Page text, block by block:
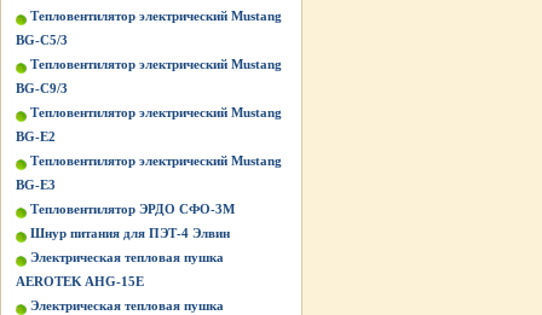
Тепловентилятор электрический Mustang
BG-C5/3
Тепловентилятор электрический Mustang
BG-C9/3
Тепловентилятор электрический Mustang
BG-Е2
Тепловентилятор электрический Mustang
BG-Е3
Тепловентилятор ЭРДО СФО-3М
Шнур питания для ПЭТ-4 Элвин
Электрическая тепловая пушка
AEROTEK AHG-15E
Электрическая тепловая пушка